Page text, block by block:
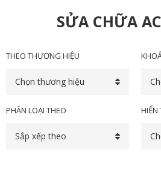
SỬA CHỮA
THEO THƯƠNG HIỆU
Chọn thương hiệu
PHÂN LOẠI THEO
Sắp xếp theo
HIỂN